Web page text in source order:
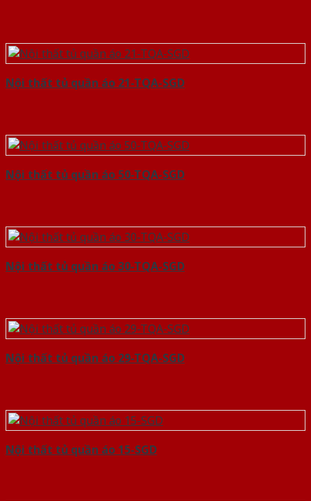
Nội thất tủ quần áo 21-TQA-SGD
Nội thất tủ quần áo 50-TQA-SGD
Nội thất tủ quần áo 30-TQA-SGD
Nội thất tủ quần áo 29-TQA-SGD
Nội thất tủ quần áo 15-SGD